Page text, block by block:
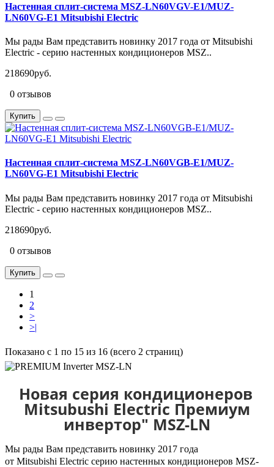
Настенная сплит-система MSZ-LN60VGV-E1/MUZ-
LN60VG-E1 Mitsubishi Electric
Мы рады Вам представить новинку 2017 года от Mitsubishi
Electric - серию настенных кондиционеров MSZ..
218690руб.
0 отзывов
Купить
Настенная сплит-система MSZ-LN60VGB-E1/MUZ-
LN60VG-E1 Mitsubishi Electric
Мы рады Вам представить новинку 2017 года от Mitsubishi
Electric - серию настенных кондиционеров MSZ..
218690руб.
0 отзывов
Купить
1
2
>
>|
Показано с 1 по 15 из 16 (всего 2 страниц)
Новая серия кондиционеров
Mitsubushi Electric Премиум
инвертор" MSZ-LN
Мы рады Вам представить новинку 2017 года
от Mitsubishi Electric серию настенных кондиционеров MSZ-